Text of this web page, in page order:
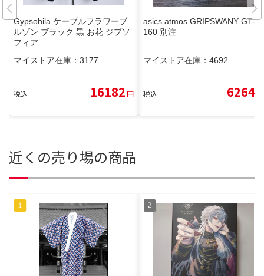
Gypsohila ケーブルフラワーブ
ルゾン ブラック 黒 お花 ジプソ
フィア
マイストア在庫： 3177
税込 16182円
asics atmos GRIPSWANY GT-2
160 別注
マイストア在庫： 4692
税込 6264
近くの売り場の商品